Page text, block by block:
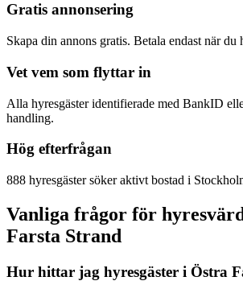
Gratis annonsering
Skapa din annons gratis. Betala endast när du
Vet vem som flyttar in
Alla hyresgäster identifierade med BankID
handling.
Hög efterfrågan
888 hyresgäster söker aktivt bostad i
Vanliga frågor för
Farsta Strand
Hur hittar jag hyresgäster i Östra